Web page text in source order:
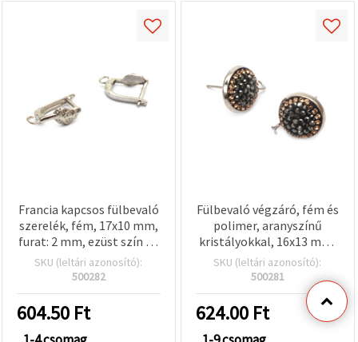
Francia kapcsos fülbevaló
szerelék, fém, 17x10 mm,
furat: 2 mm, ezüst szín - 4
db
SKU (leltári azonosító):
500282
604.50 Ft
Fülbevaló végzáró, fém és
polimer, aranyszínű
kristályokkal, 16x13 mm,
stift 11 mm, furat 1,5 mm,
fekete, 2 db
SKU (leltári azonosító):
500281
624.00 Ft